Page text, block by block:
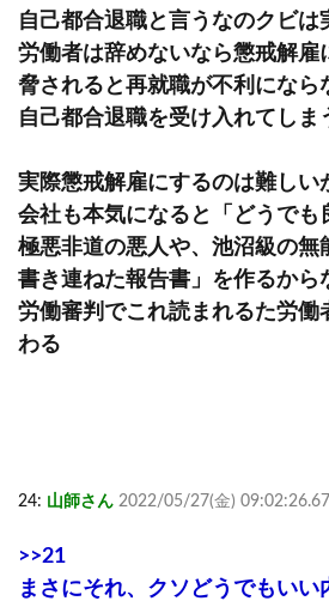
自己都合退職と言うなのクビは
労働者は辞めないなら懲戒解雇
脅されると再就職が不利になら
自己都合退職を受け入れてしま
実際懲戒解雇にするのは難しい
会社も本気になると「どうでも
極悪非道の悪人や、池沼級の無
書き連ねた報告書」を作るから
労働審判でこれ読まれるた労働
わる
24: 山師さん 2022/05/27(金)
>>21
まさにそれ、クソどうでもいい